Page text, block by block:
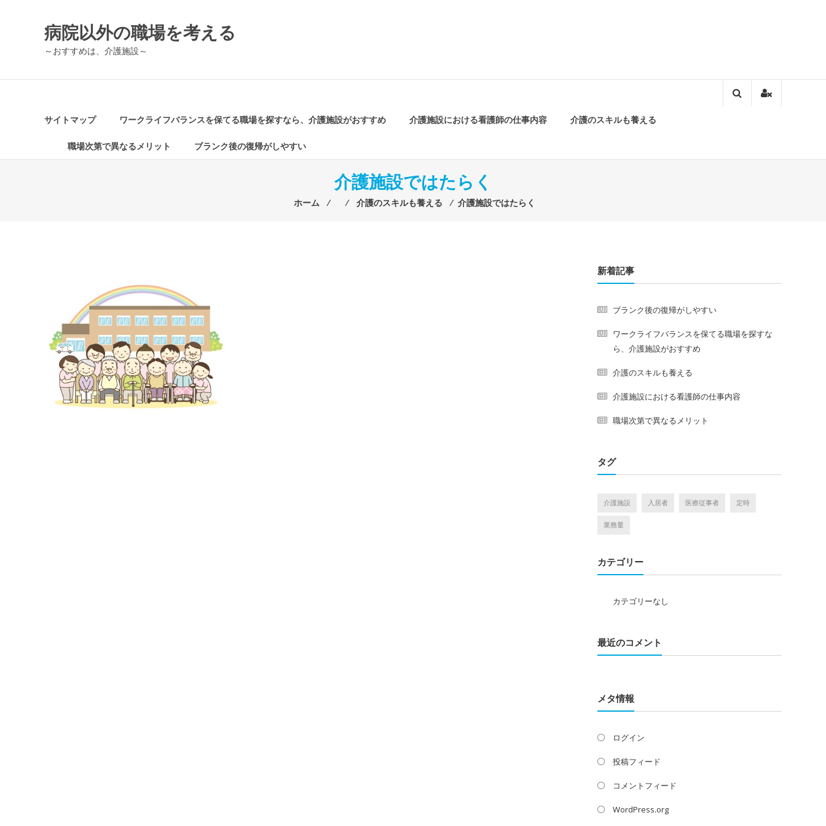
へ
病院以外の職場を考える
～おすすめは、介護施設～
サイトマップ ワークライフバランスを保てる職場を探すなら、介護施設がおすすめ 介護施設における看護師の仕事内容 介護のスキルも養える
職場次第で異なるメリット ブランク後の復帰がしやすい
介護施設ではたらく
ホーム ⁄ ⁄ 介護のスキルも養える ⁄ 介護施設ではたらく
新着記事
ブランク後の復帰がしやすい
ワークライフバランスを保てる職場を探すな
ら、介護施設がおすすめ
介護のスキルも養える
介護施設における看護師の仕事内容
職場次第で異なるメリット
タグ
介護施設 入居者 医療従事者 定時
業務量
カテゴリー
カテゴリーなし
最近のコメント
メタ情報
ログイン
投稿フィード
コメントフィード
WordPress.org